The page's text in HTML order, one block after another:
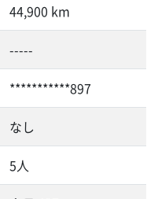
44,900 km
-----
***********897
なし
5人